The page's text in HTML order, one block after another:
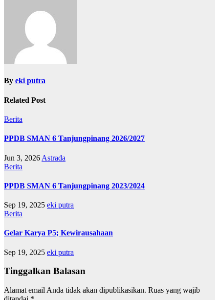
By eki putra
Related Post
Berita
PPDB SMAN 6 Tanjungpinang 2026/2027
Jun 3, 2026 Astrada
Berita
PPDB SMAN 6 Tanjungpinang 2023/2024
Sep 19, 2025 eki putra
Berita
Gelar Karya P5; Kewirausahaan
Sep 19, 2025 eki putra
Tinggalkan Balasan
Alamat email Anda tidak akan dipublikasikan. Ruas yang wajib